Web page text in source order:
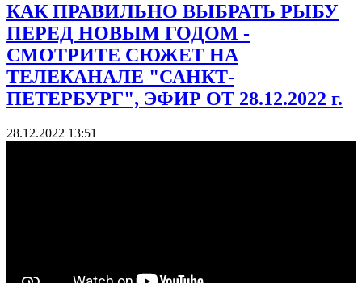
КАК ПРАВИЛЬНО ВЫБРАТЬ РЫБУ
ПЕРЕД НОВЫМ ГОДОМ -
СМОТРИТЕ СЮЖЕТ НА
ТЕЛЕКАНАЛЕ "САНКТ-
ПЕТЕРБУРГ", ЭФИР ОТ 28.12.2022 г.
28.12.2022 13:51